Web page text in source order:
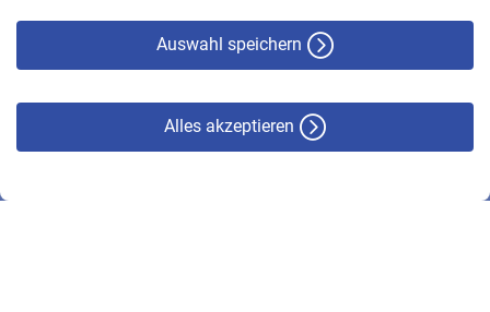
Auswahl speichern
Alles akzeptieren
© VBL 2026